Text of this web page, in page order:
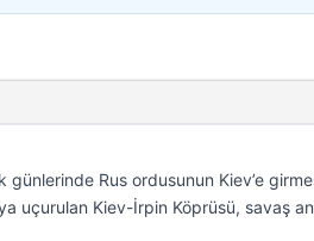
günlerinde Rus ordusunun Kiev’e
uçurulan Kiev-İrpin Köprüsü, savaş